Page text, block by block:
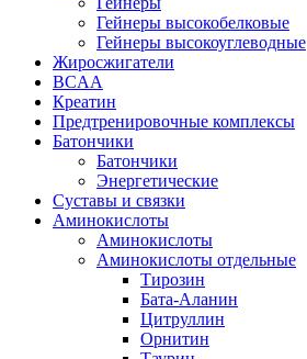
Гейнеры высокобелковые
Гейнеры высокоуглеводные
Жиросжигатели
BCAA
Креатин
Предтренировочные комплексы
Батончики
Батончики
Энергетические
Суставы и связки
Аминокислоты
Аминокислоты
Аминокислоты отдельные
Тирозин
Бата-Аланин
Цитруллин
Орнитин